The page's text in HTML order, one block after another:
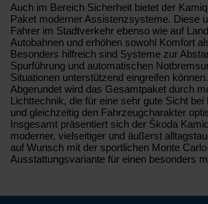
Auch im Bereich Sicherheit bietet der
Paket moderner Assistenzsysteme. Diese
Fahrer im Stadtverkehr ebenso wie auf
Autobahnen und erhöhen sowohl Komfort
Besonders hilfreich sind Systeme zur
Spurführung und automatischen
Situationen unterstützend eingreifen können.
Abgerundet wird das Gesamtpaket durch
Lichttechnik, die für eine sehr gute Sicht bei
und gleichzeitig den Fahrzeugcharakter
Insgesamt präsentiert sich der Škoda
moderner, vielseitiger und äußerst
auf Wunsch mit der sportlichen Monte
Ausstattungsvariante für einen besonders